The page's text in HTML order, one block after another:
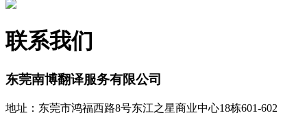
联系我们
东莞南博翻译服务有限公司
地址：东莞市鸿福西路8号东江之星商业中心18栋601-602